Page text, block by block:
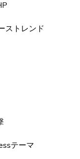
ストレンド
テーマ